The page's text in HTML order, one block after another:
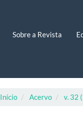
Sobre a Revista
Início Acervo v. 32